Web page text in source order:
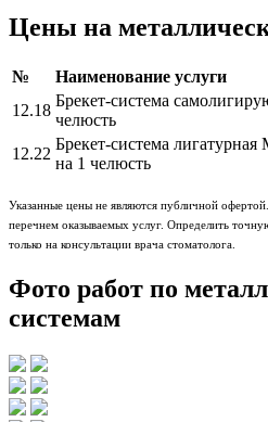
Цены на
№ Наименование услуги
12.18
Брекет-система
челюсть
12.22
Брекет-система
на 1 челюсть
Указанные цены не являются публичной
перечнем оказываемых услуг. Определить
только на консультации врача стоматолога.
Фото работ по
системам